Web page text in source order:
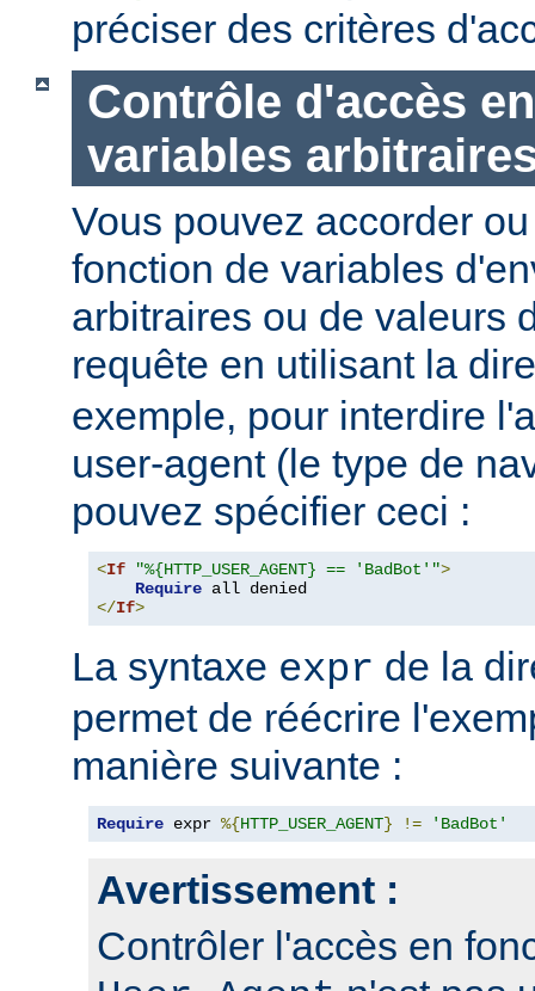
préciser des critères
Contrôle d'accès
variables
Vous pouvez accorder
fonction de variables
arbitraires ou de valeurs
requête en utilisant la
exemple, pour interdire
user-agent (le type de
pouvez spécifier ceci :
<If "%{HTTP_USER_AGENT} == 'BadBot'">
Require
</If>
La syntaxe expr de la
permet de réécrire
manière suivante :
Require expr %{HTTP_USER_AGENT} != 'BadBot'
Avertissement :
Contrôler l'accès en